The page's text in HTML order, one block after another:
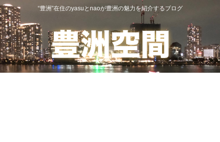
“豊洲”在住のyasuとnaoが豊洲の魅力を紹介するブログ